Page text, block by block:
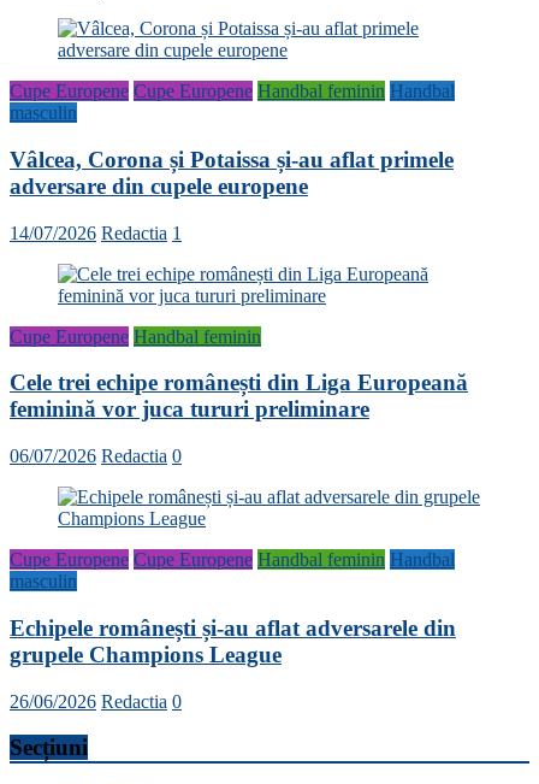
Cupe Europene Cupe Europene Handbal feminin Handbal
masculin
Vâlcea, Corona și Potaissa și-au aflat primele
adversare din cupele europene
14/07/2026 Redactia 1
Cupe Europene Handbal feminin
Cele trei echipe românești din Liga Europeană
feminină vor juca tururi preliminare
06/07/2026 Redactia 0
Cupe Europene Cupe Europene Handbal feminin Handbal
masculin
Echipele românești și-au aflat adversarele din
grupele Champions League
26/06/2026 Redactia 0
Secțiuni